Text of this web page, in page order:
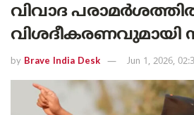
വിവാദ
വിശദീകരണവുമായി
by Brave India Desk Jun 1, 2026,